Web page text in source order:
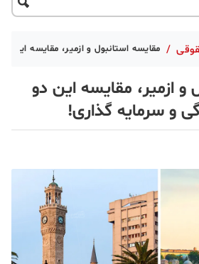
/ مقایسه استانبول و ازمیر، مقایسه این
و ازمیر، مقایسه این دو
و سرمایه گذاری!